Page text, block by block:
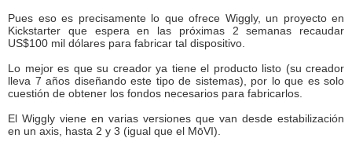
Pues eso es precisamente lo que ofrece Wiggly, un proyecto en
Kickstarter que espera en las próximas 2 semanas recaudar
US$100 mil dólares para fabricar tal dispositivo.
Lo mejor es que su creador ya tiene el producto listo (su creador
lleva 7 años diseñando este tipo de sistemas), por lo que es solo
cuestión de obtener los fondos necesarios para fabricarlos.
El Wiggly viene en varias versiones que van desde estabilización
en un axis, hasta 2 y 3 (igual que el MōVI).